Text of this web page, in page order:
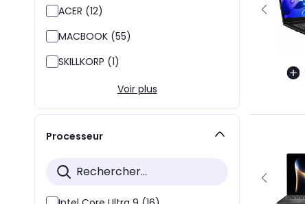
ACER (12)
MACBOOK (55)
SKILLKORP (1)
Voir plus
Processeur